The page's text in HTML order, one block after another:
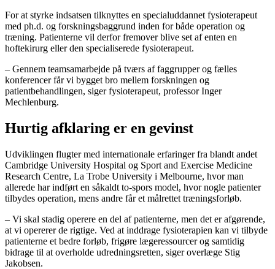
For at styrke indsatsen tilknyttes en specialuddannet fysioterapeut
med ph.d. og forskningsbaggrund inden for både operation og
træning. Patienterne vil derfor fremover blive set af enten en
hoftekirurg eller den specialiserede fysioterapeut.
– Gennem teamsamarbejde på tværs af faggrupper og fælles
konferencer får vi bygget bro mellem forskningen og
patientbehandlingen, siger fysioterapeut, professor Inger
Mechlenburg.
Hurtig afklaring er en gevinst
Udviklingen flugter med internationale erfaringer fra blandt andet
Cambridge University Hospital og Sport and Exercise Medicine
Research Centre, La Trobe University i Melbourne, hvor man
allerede har indført en såkaldt to-spors model, hvor nogle patienter
tilbydes operation, mens andre får et målrettet træningsforløb.
– Vi skal stadig operere en del af patienterne, men det er afgørende,
at vi opererer de rigtige. Ved at inddrage fysioterapien kan vi tilbyde
patienterne et bedre forløb, frigøre lægeressourcer og samtidig
bidrage til at overholde udredningsretten, siger overlæge Stig
Jakobsen.